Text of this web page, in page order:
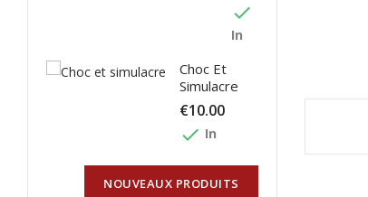
done
In
Choc Et
Simulacre
€10.00
done In
NOUVEAUX PRODUITS